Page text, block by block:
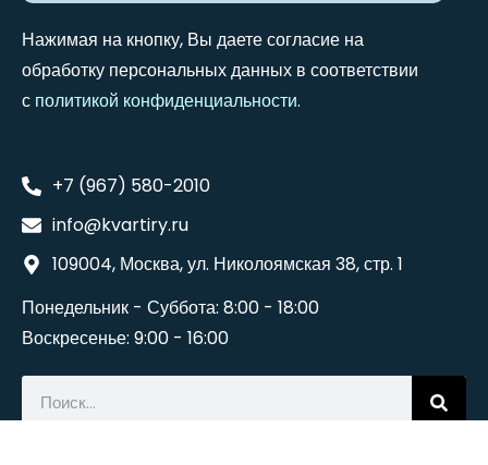
Нажимая на кнопку, Вы даете согласие на
обработку персональных данных в соответствии
с политикой конфиденциальности.
+7 (967) 580-2010
info@kvartiry.ru
109004, Москва, ул. Николоямская 38, стр. 1
Понедельник - Суббота: 8:00 - 18:00
Воскресенье: 9:00 - 16:00